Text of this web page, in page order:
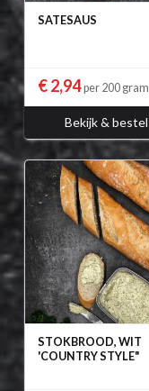
SATESAUS
€ 2,94per 200 gram
Bekijk & bestel
STOKBROOD, WIT
'COUNTRY STYLE"